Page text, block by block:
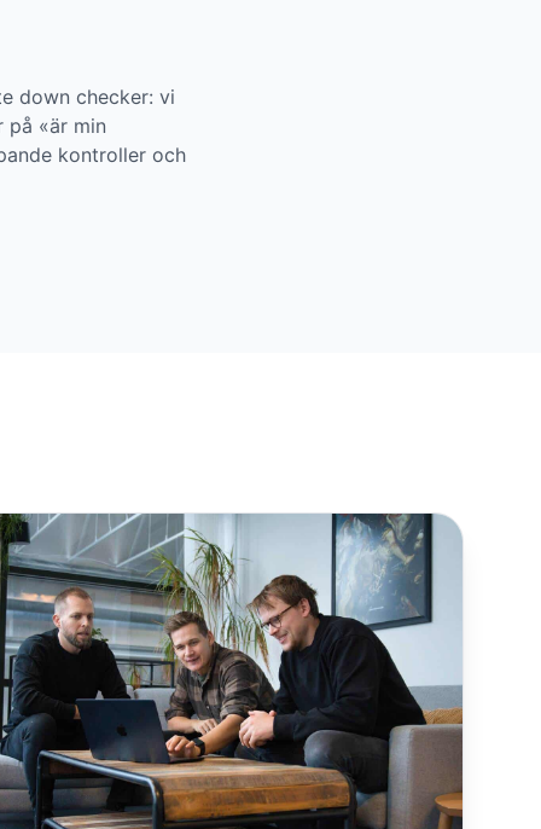
down checker: vi
på «är min
kontroller och